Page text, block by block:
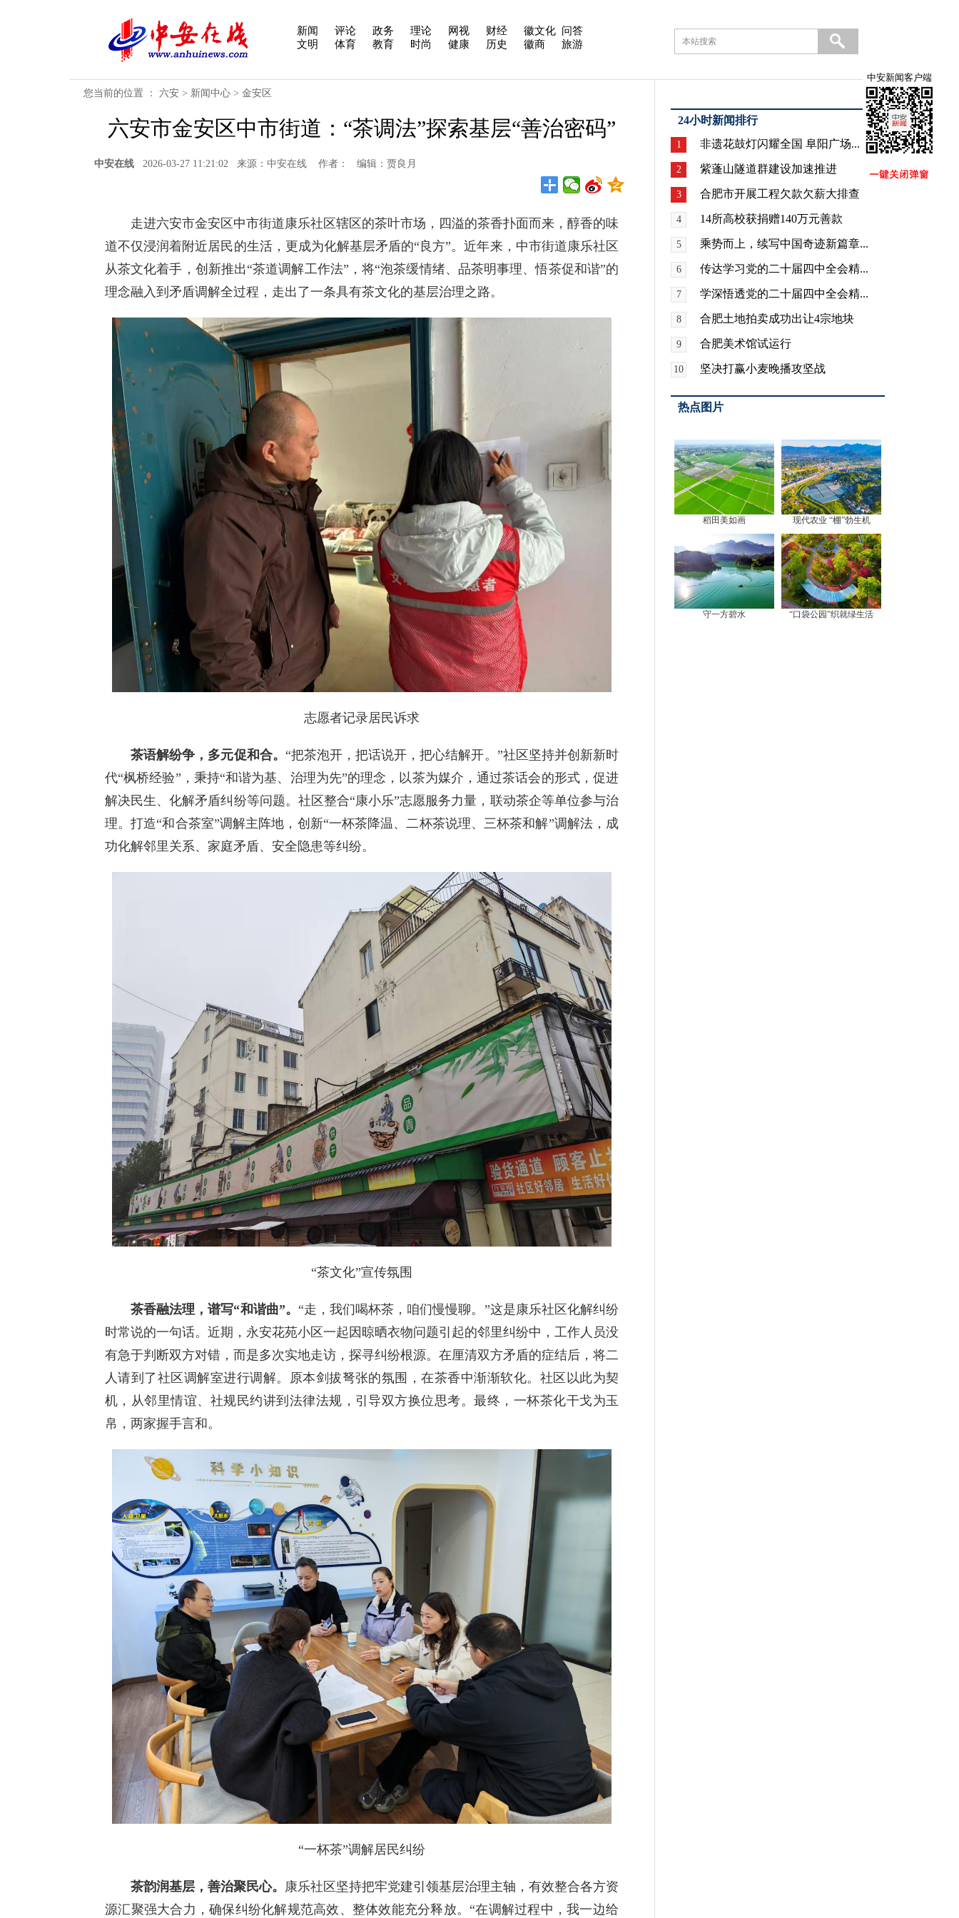
新闻 评论 政务 理论 网视 财经 徽文化 问答
文明
体育 教育 时尚 健康 历史 徽商 旅游
您当前的位置 ： 六安 > 新闻中心 > 金安区
六安市金安区中市街道：“茶调法”探索基层“善治密码”
中安在线 2026-03-27 11:21:02 来源：中安在线 作者： 编辑：贾良月
走进六安市金安区中市街道康乐社区辖区的茶叶市场，四溢的茶香扑面而来，醇香的味
道不仅浸润着附近居民的生活，更成为化解基层矛盾的“良方”。近年来，中市街道康乐社区
从茶文化着手，创新推出“茶道调解工作法”，将“泡茶缓情绪、品茶明事理、悟茶促和谐”的
理念融入到矛盾调解全过程，走出了一条具有茶文化的基层治理之路。
志愿者记录居民诉求
茶语解纷争，多元促和合。 “把茶泡开，把话说开，把心结解开。”社区坚持并创新新时
代“枫桥经验”，秉持“和谐为基、治理为先”的理念，以茶为媒介，通过茶话会的形式，促进
解决民生、化解矛盾纠纷等问题。社区整合“康小乐”志愿服务力量，联动茶企等单位参与治
理。打造“和合茶室”调解主阵地，创新“一杯茶降温、二杯茶说理、三杯茶和解”调解法，成
功化解邻里关系、家庭矛盾、安全隐患等纠纷。
“茶文化”宣传氛围
茶香融法理，谱写“和谐曲”。 “走，我们喝杯茶，咱们慢慢聊。”这是康乐社区化解纠纷
时常说的一句话。近期，永安花苑小区一起因晾晒衣物问题引起的邻里纠纷中，工作人员没
有急于判断双方对错，而是多次实地走访，探寻纠纷根源。在厘清双方矛盾的症结后，将二
人请到了社区调解室进行调解。原本剑拔弩张的氛围，在茶香中渐渐软化。社区以此为契
机，从邻里情谊、社规民约讲到法律法规，引导双方换位思考。最终，一杯茶化干戈为玉
帛，两家握手言和。
“一杯茶”调解居民纠纷
茶韵润基层，善治聚民心。 康乐社区坚持把牢党建引领基层治理主轴，有效整合各方资
源汇聚强大合力，确保纠纷化解规范高效、整体效能充分释放。“在调解过程中，我一边给
24小时新闻排行
1 非遗花鼓灯闪耀全国 阜阳广场...
2 紫蓬山隧道群建设加速推进
3 合肥市开展工程欠款欠薪大排查
4 14所高校获捐赠140万元善款
5 乘势而上，续写中国奇迹新篇章...
6 传达学习党的二十届四中全会精...
7 学深悟透党的二十届四中全会精...
8 合肥土地拍卖成功出让4宗地块
9 合肥美术馆试运行
10 坚决打赢小麦晚播攻坚战
热点图片
稻田美如画 现代农业 “棚”勃生机
守一方碧水 “口袋公园”织就绿生活
中安新闻客户端